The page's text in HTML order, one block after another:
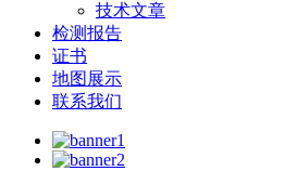
技术文章
检测报告
证书
地图展示
联系我们